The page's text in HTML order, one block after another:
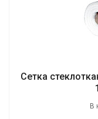
Сетка
В